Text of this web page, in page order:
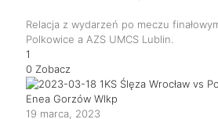
Relacja z wydarzeń po meczu
Polkowice a AZS UMCS Lublin.
1
0 Zobacz
19 marca, 2023